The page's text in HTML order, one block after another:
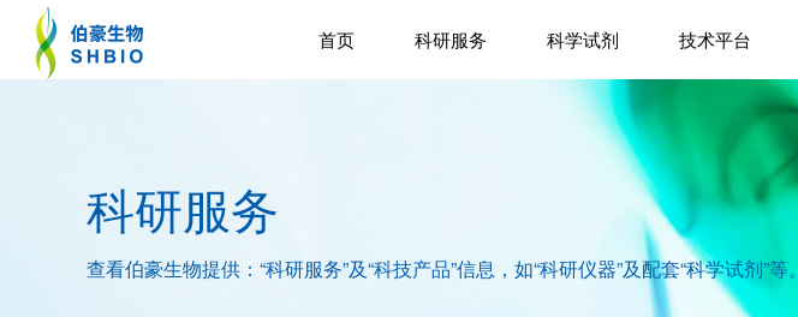
首页 科研服务 科学试剂 技术平台
科研服务
查看伯豪生物提供：“科研服务”及“科技产品”信息，如“科研仪器”及配套“科学试剂”等。